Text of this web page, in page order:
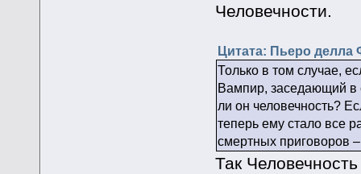
Человечности.
Цитата: Пьеро делла
Только в том случае,
Вампир, заседающий в
ли он человечность?
теперь ему стало все
смертных приговоров
Так